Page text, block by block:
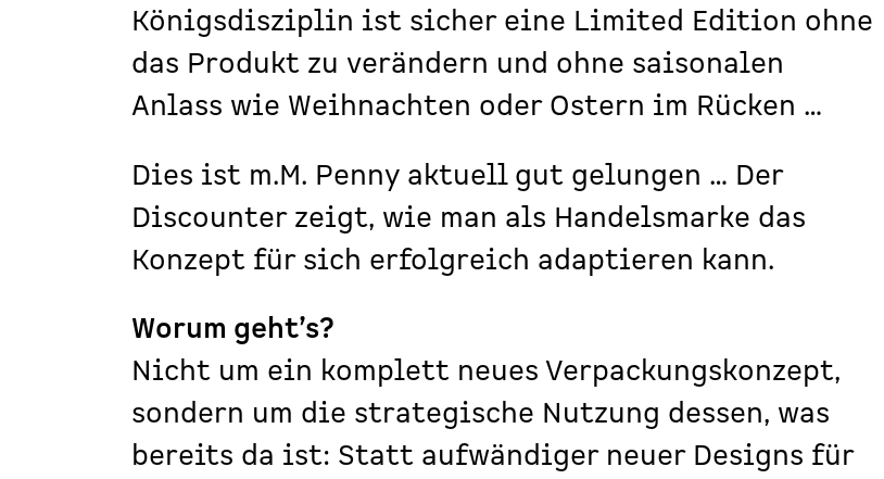
Königsdisziplin ist sicher eine Limited Edition ohne
das Produkt zu verändern und ohne saisonalen
Anlass wie Weihnachten oder Ostern im Rücken …
Dies ist m.M. Penny aktuell gut gelungen … Der
Discounter zeigt, wie man als Handelsmarke das
Konzept für sich erfolgreich adaptieren kann.
Worum geht’s?
Nicht um ein komplett neues Verpackungskonzept,
sondern um die strategische Nutzung dessen, was
bereits da ist: Statt aufwändiger neuer Designs für